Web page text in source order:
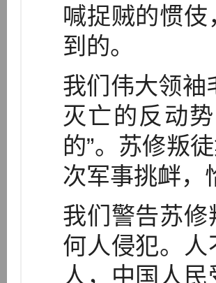
喊捉贼的惯
到的。
我们伟大领袖
灭亡的反动
的”。苏修叛
次军事挑衅，
我们警告苏
何人侵犯。
人，中国人